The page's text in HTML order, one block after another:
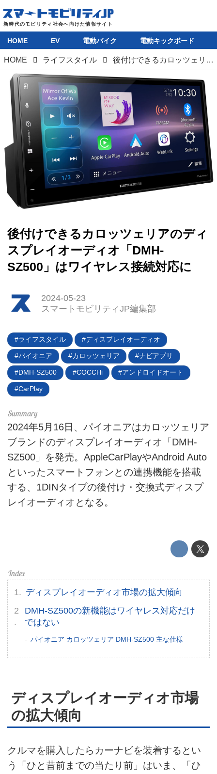
HOME
電動バイク
電動キックボード
ライフスタイル
テクノロジー
プライバシーポリシー
ライター名簿
お問い合せ
HOME EV 電動バイク 電動キックボード
HOME ライフスタイル 後付けできるカロッツェリアのディスプレイオーディオ「DMH-SZ500」はワイヤレス接続対応に
後付けできるカロッツェリアのディ
スプレイオーディオ「DMH-
SZ500」はワイヤレス接続対応に
2024-05-23
スマートモビリティJP編集部
ライフスタイル ディスプレイオーディオ
パイオニア カロッツェリア ナビアプリ
DMH-SZ500 COCCHi アンドロイドオート
CarPlay
2024年5月16日、パイオニアはカロッツェリア
ブランドのディスプレイオーディオ「DMH-
SZ500」を発売。AppleCarPlayやAndroid Auto
といったスマートフォンとの連携機能を搭載
する、1DINタイプの後付け・交換式ディスプ
レイオーディオとなる。
ディスプレイオーディオ市場の拡大傾向
DMH-SZ500の新機能はワイヤレス対応だけ
ではない
パイオニア カロッツェリア DMH-SZ500 主な仕様
ディスプレイオーディオ市場
の拡大傾向
クルマを購入したらカーナビを装着するとい
う「ひと昔前までの当たり前」はいま、「ひ